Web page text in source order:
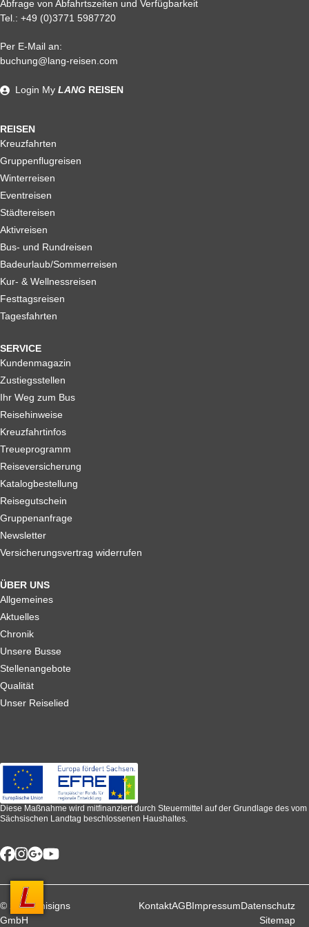
Alle weiteren Stronierungsbedingungen entnehmen Sie bitte
unseren AGB. Wir empfehlen Ihnen den Abschluss einer
Reiserücktrittskostenversicherung
Abfrage von Abfahrtszeiten und Verfügbarkeit
Tel.: +49 (0)3771 5987720
Per E-Mail an:
buchung@lang-reisen.com
REISEN
Kreuzfahrten
Gruppenflugreisen
Winterreisen
Eventreisen
Städtereisen
Aktivreisen
Bus- und Rundreisen
Badeurlaub/Sommerreisen
Kur- & Wellnessreisen
Festtagsreisen
Tagesfahrten
SERVICE
Kundenmagazin
Zustiegsstellen
Ihr Weg zum Bus
Reisehinweise
Kreuzfahrtinfos
Treueprogramm
Reiseversicherung
Katalogbestellung
Reisegutschein
Gruppenanfrage
Newsletter
Versicherungsvertrag widerrufen
ÜBER UNS
Allgemeines
Aktuelles
Chronik
Unsere Busse
Stellenangebote
Qualität
Unser Reiselied
Login My LANG REISEN
Diese Maßnahme wird mitfinanziert durch Steuermittel auf der Grundlage des vom
Sächsischen Landtag beschlossenen Haushaltes.
© 2026 unisigns
GmbH
KontaktAGBImpressumDatenschutz
Sitemap